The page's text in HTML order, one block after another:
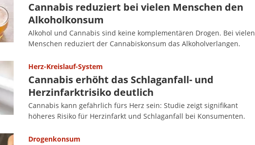
Cannabis reduziert bei vielen Menschen den
Alkoholkonsum
Alkohol und Cannabis sind keine komplementären Drogen. Bei vielen
Menschen reduziert der Cannabiskonsum das Alkoholverlangen.
Herz-Kreislauf-System
Cannabis erhöht das Schlaganfall- und
Herzinfarktrisiko deutlich
Cannabis kann gefährlich fürs Herz sein: Studie zeigt signifikant
höheres Risiko für Herzinfarkt und Schlaganfall bei Konsumenten.
Drogenkonsum